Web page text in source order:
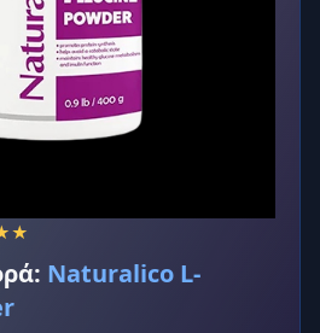
Naturalico L-